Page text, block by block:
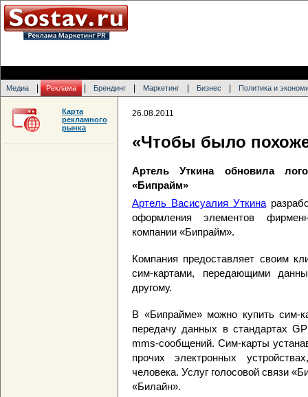
Медиа Реклама Брендинг Маркетинг Бизнес Политика и
26.08.2011
«Чтобы было
Артель Уткина обновила
«Бипрайм»
Артель Васисуалия Уткина
оформления элементов
компании «Бипрайм».
Компания предоставляет своим
сим-картами, передающими
другому.
В «Бипрайме» можно купить сим-
передачу данных в стандартах
mms-сообщений. Сим-карты
прочих электронных
человека. Услуг голосовой связи
«Билайн».
Карта
рекламного
рынка